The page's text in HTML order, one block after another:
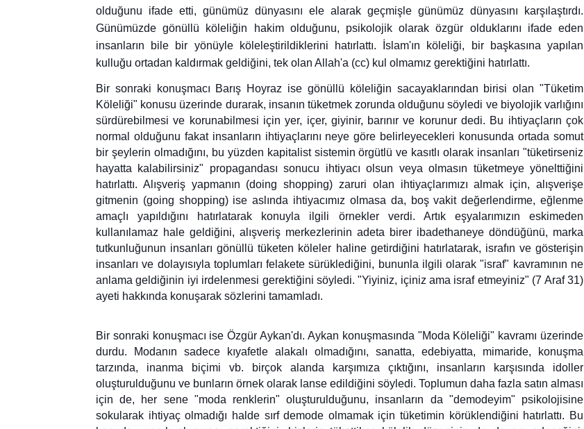
olduğunu ifade etti, günümüz dünyasını ele alarak geçmişle günümüz dünyasını karşılaştırdı.
Günümüzde gönüllü köleliğin hakim olduğunu, psikolojik olarak özgür olduklarını ifade eden
insanların bile bir yönüyle köleleştirildiklerini hatırlattı. İslam'ın köleliği, bir başkasına yapılan
kulluğu ortadan kaldırmak geldiğini, tek olan Allah'a (cc) kul olmamız gerektiğini hatırlattı.
Bir sonraki konuşmacı Barış Hoyraz ise gönüllü köleliğin sacayaklarından birisi olan "Tüketim
Köleliği" konusu üzerinde durarak, insanın tüketmek zorunda olduğunu söyledi ve biyolojik varlığını
sürdürebilmesi ve korunabilmesi için yer, içer, giyinir, barınır ve korunur dedi. Bu ihtiyaçların çok
normal olduğunu fakat insanların ihtiyaçlarını neye göre belirleyecekleri konusunda ortada somut
bir şeylerin olmadığını, bu yüzden kapitalist sistemin örgütlü ve kasıtlı olarak insanları "tüketirseniz
hayatta kalabilirsiniz" propagandası sonucu ihtiyacı olsun veya olmasın tüketmeye yönelttiğini
hatırlattı. Alışveriş yapmanın (doing shopping) zaruri olan ihtiyaçlarımızı almak için, alışverişe
gitmenin (going shopping) ise aslında ihtiyacımız olmasa da, boş vakit değerlendirme, eğlenme
amaçlı yapıldığını hatırlatarak konuyla ilgili örnekler verdi. Artık eşyalarımızın eskimeden
kullanılamaz hale geldiğini, alışveriş merkezlerinin adeta birer ibadethaneye döndüğünü, marka
tutkunluğunun insanları gönüllü tüketen köleler haline getirdiğini hatırlatarak, israfın ve gösterişin
insanları ve dolayısıyla toplumları felakete sürüklediğini, bununla ilgili olarak "israf" kavramının ne
anlama geldiğinin iyi irdelenmesi gerektiğini söyledi. "Yiyiniz, içiniz ama israf etmeyiniz" (7 Araf 31)
ayeti hakkında konuşarak sözlerini tamamladı.
Bir sonraki konuşmacı ise Özgür Aykan'dı. Aykan konuşmasında "Moda Köleliği" kavramı üzerinde
durdu. Modanın sadece kıyafetle alakalı olmadığını, sanatta, edebiyatta, mimaride, konuşma
tarzında, inanma biçimi vb. birçok alanda karşımıza çıktığını, insanların karşısında idoller
oluşturulduğunu ve bunların örnek olarak lanse edildiğini söyledi. Toplumun daha fazla satın alması
için de, her sene "moda renklerin" oluşturulduğunu, insanların da "demodeyim" psikolojisine
sokularak ihtiyaç olmadığı halde sırf demode olmamak için tüketimin körüklendiğini hatırlattı. Bu